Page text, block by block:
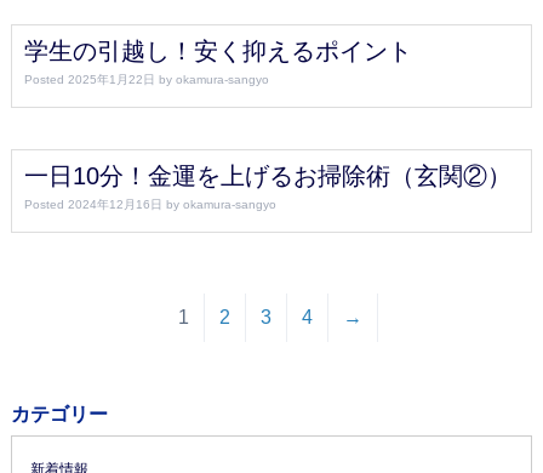
学生の引越し！安く抑えるポイント
Posted 2025年1月22日 by okamura-sangyo
一日10分！金運を上げるお掃除術（玄関②）
Posted 2024年12月16日 by okamura-sangyo
1 2 3 4 →
カテゴリー
新着情報